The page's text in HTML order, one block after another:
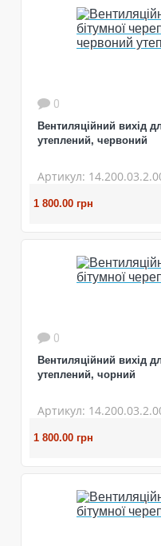
0
Вентиляційний вихід
утеплений, червоний
Артикул:
1 800.00 грн
0
Вентиляційний вихід
утеплений, чорний
Артикул:
1 800.00 грн